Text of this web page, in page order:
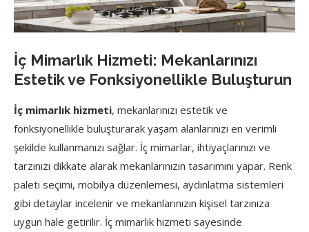
İç Mimarlık Hizmeti: Mekanlarınızı
Estetik ve Fonksiyonellikle Buluşturun
İç mimarlık hizmeti, mekanlarınızı estetik ve
fonksiyonellikle buluşturarak yaşam alanlarınızı en verimli
şekilde kullanmanızı sağlar. İç mimarlar, ihtiyaçlarınızı ve
tarzınızı dikkate alarak mekanlarınızın tasarımını yapar. Renk
paleti seçimi, mobilya düzenlemesi, aydınlatma sistemleri
gibi detaylar incelenir ve mekanlarınızın kişisel tarzınıza
uygun hale getirilir. İç mimarlık hizmeti sayesinde